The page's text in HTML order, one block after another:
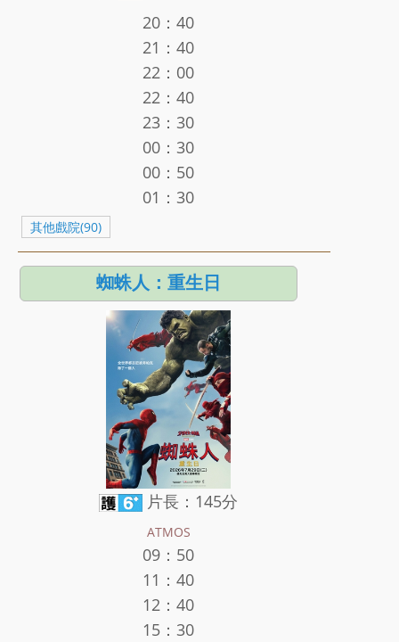
20：40
21：40
22：00
22：40
23：30
00：30
00：50
01：30
其他戲院(90)
蜘蛛人：重生日
片長：145分
ATMOS
09：50
11：40
12：40
15：30